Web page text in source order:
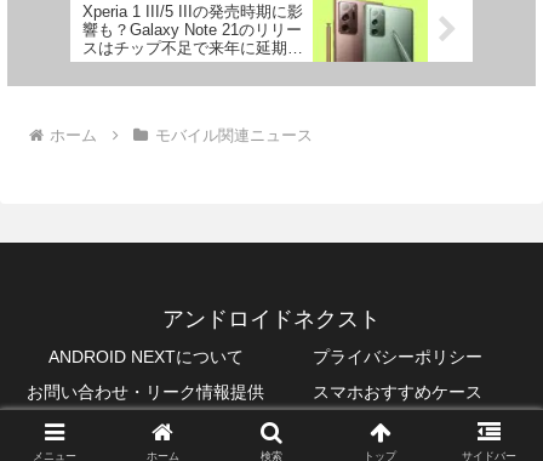
Xperia 1 III/5 IIIの発売時期に影
響も？Galaxy Note 21のリリー
スはチップ不足で来年に延期の
可能性大
ホーム モバイル関連ニュース
アンドロイドネクスト
ANDROID NEXTについて
プライバシーポリシー
お問い合わせ・リーク情報提供
スマホおすすめケース
© 2019 アンドロイドネクスト.
メニュー ホーム 検索 トップ サイドバー